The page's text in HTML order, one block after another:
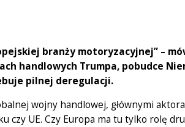
branży motoryzacyjnej” –
handlowych Trumpa, pobudce
pilnej deregulacji.
wojny handlowej, głównymi
czy UE. Czy Europa ma tu tylko rolę